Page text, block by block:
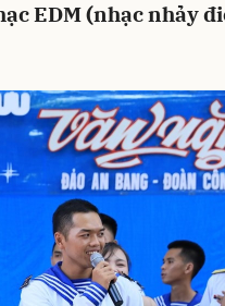
EDM (nhạc nhảy